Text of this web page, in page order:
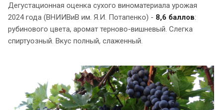
Дегустационная оценка сухого виноматериала урожая
2024 года (ВНИИВиВ им. Я.И. Потапенко) - 8,6 баллов:
рубинового цвета, аромат терново-вишневый. Слегка
спиртуозный. Вкус полный, слаженный.